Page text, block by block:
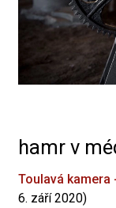
hamr v
Toulavá kamera
6. září 2020)